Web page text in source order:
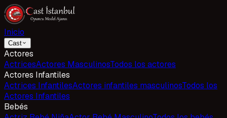
Inicio
Cast
Actores
ActricesActores MasculinosTodos los actores
Actores Infantiles
Actrices InfantilesActores infantiles masculinosTodos los
Actores Infantiles
Bebés